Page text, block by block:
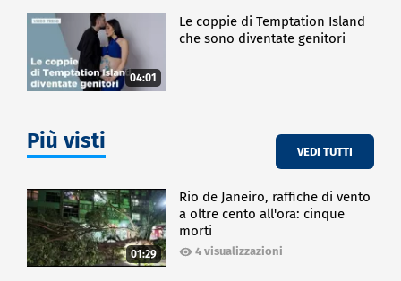
04:01
Le coppie di Temptation Island
che sono diventate genitori
Più visti VEDI TUTTI
01:29
Rio de Janeiro, raffiche di vento
a oltre cento all'ora: cinque
morti
4 visualizzazioni